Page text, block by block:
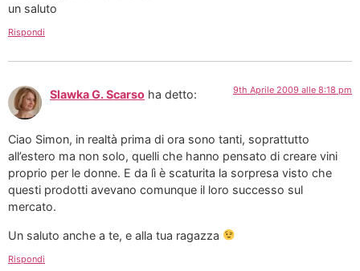
un saluto
Rispondi
Slawka G. Scarso ha detto: 9th Aprile 2009 alle 8:18 pm
Ciao Simon, in realtà prima di ora sono tanti, soprattutto
all’estero ma non solo, quelli che hanno pensato di creare vini
proprio per le donne. E da lì è scaturita la sorpresa visto che
questi prodotti avevano comunque il loro successo sul
mercato.
Un saluto anche a te, e alla tua ragazza
Rispondi